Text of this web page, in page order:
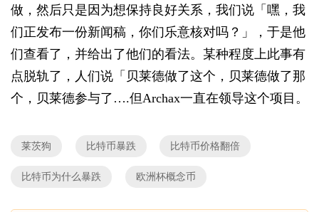
做，然后只是因为想保持良好关系，我们说「嘿，我
们正发布一份新闻稿，你们乐意核对吗？」，于是他
们查看了，并给出了他们的看法。某种程度上此事有
点脱轨了，人们说「贝莱德做了这个，贝莱德做了那
个，贝莱德参与了….但Archax一直在领导这个项目。
莱茨狗 比特币暴跌 比特币价格翻倍
比特币为什么暴跌 欧洲杯概念币